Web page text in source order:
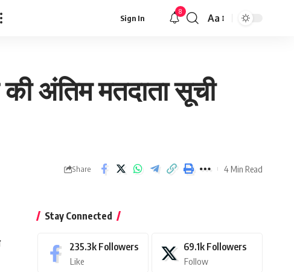
Sign In
8
Font
Aa
अंतिम मतदाता सूची
Share 4 Min Read
Stay Connected
235.3k Followers
Like
69.1k Followers
Follow